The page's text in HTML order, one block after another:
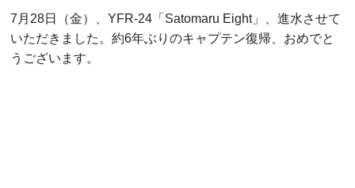
7月28日（金）、YFR-24「Satomaru Eight」、進水させて
いただきました。約6年ぶりのキャプテン復帰、おめでと
うございます。